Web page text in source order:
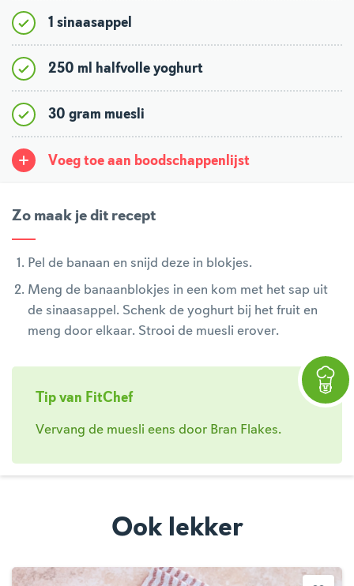
1 sinaasappel
250 ml halfvolle yoghurt
30 gram muesli
Voeg toe aan boodschappenlijst
Zo maak je dit recept
Pel de banaan en snijd deze in blokjes.
Meng de banaanblokjes in een kom met het sap uit
de sinaasappel. Schenk de yoghurt bij het fruit en
meng door elkaar. Strooi de muesli erover.
Tip van FitChef
Vervang de muesli eens door Bran Flakes.
Ook lekker